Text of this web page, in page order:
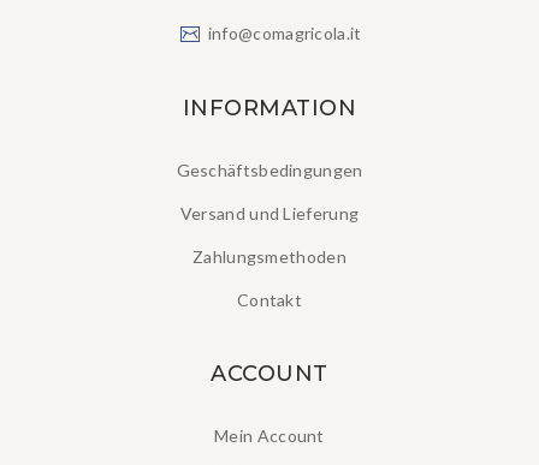
info@comagricola.it
INFORMATION
Geschäftsbedingungen
Versand und Lieferung
Zahlungsmethoden
Contakt
ACCOUNT
Mein Account